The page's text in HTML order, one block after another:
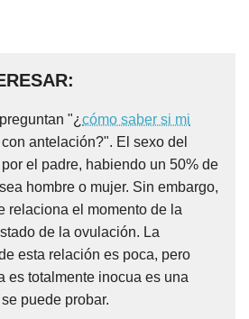
"¿ cómo saber si mi
con antelación?". El sexo del
el padre, habiendo un 50% de
hombre o mujer. Sin embargo,
relaciona el momento de la
de la ovulación. La
esta relación es poca, pero
es totalmente inocua es una
puede probar.